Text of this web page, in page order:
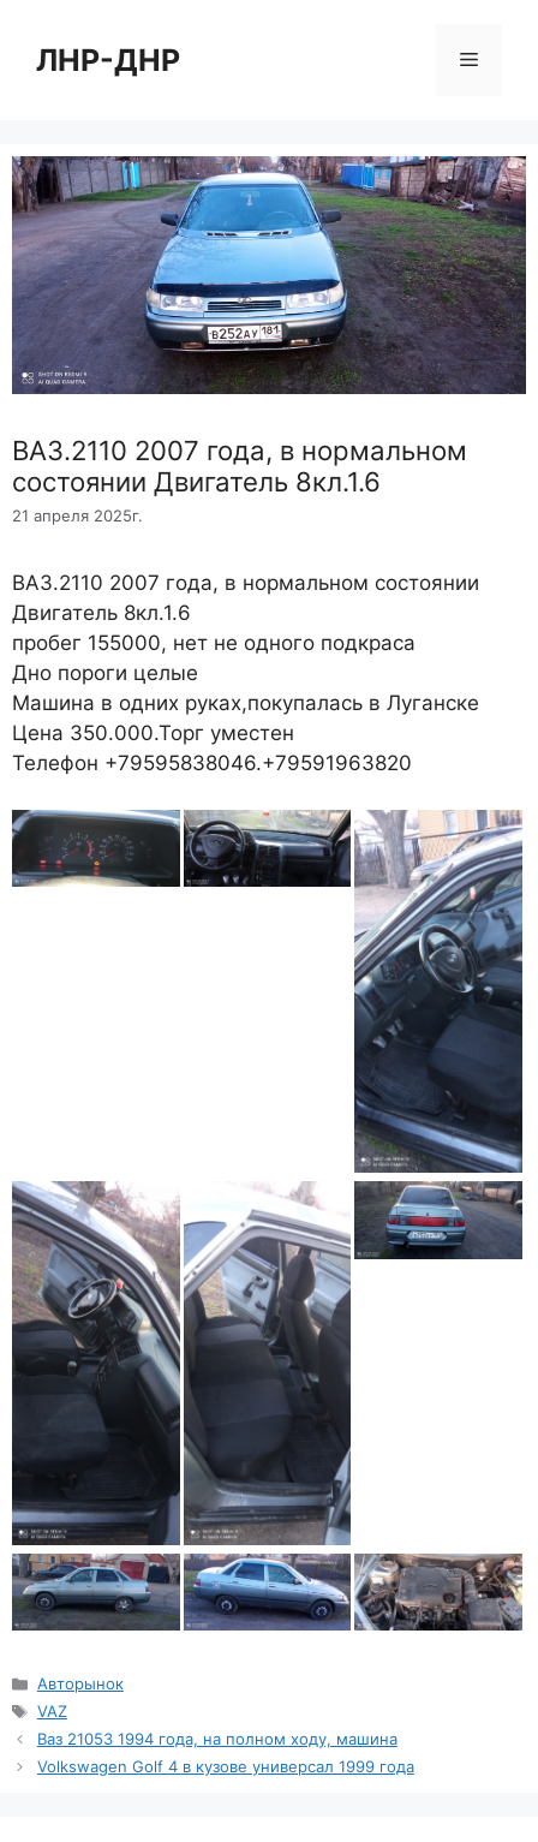
содержимому
ЛНР-ДНР Меню
ВАЗ.2110 2007 года, в нормальном
состоянии Двигатель 8кл.1.6
21 апреля 2025г.
ВАЗ.2110 2007 года, в нормальном состоянии
Двигатель 8кл.1.6
пробег 155000, нет не одного подкраса
Дно пороги целые
Машина в одних руках,покупалась в Луганске
Цена 350.000.Торг уместен
Телефон +79595838046.+79591963820
Рубрики
Авторынок
Метки
VAZ
Ваз 21053 1994 года, на полном ходу, машина
Volkswagen Golf 4 в кузове универсал 1999 года